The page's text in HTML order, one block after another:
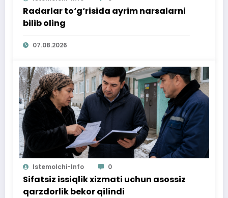
Radarlar to‘g‘risida ayrim narsalarni
bilib oling
07.08.2026
Istemolchi-Info 0
Sifatsiz issiqlik xizmati uchun asossiz
qarzdorlik bekor qilindi